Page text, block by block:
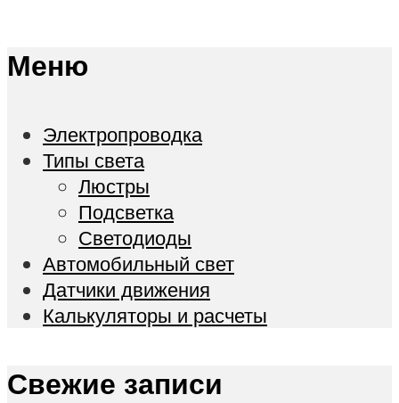
Меню
Электропроводка
Типы света
Люстры
Подсветка
Светодиоды
Автомобильный свет
Датчики движения
Калькуляторы и расчеты
Свежие записи